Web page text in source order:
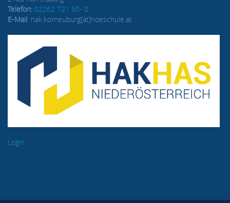
Telefon: 02262 721 50- 0
E-Mail: hak.korneuburg[at]noeschule.at
Login